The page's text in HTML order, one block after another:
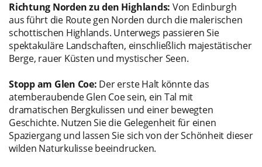
Richtung Norden zu den Highlands: Von Edinburgh
aus führt die Route gen Norden durch die malerischen
schottischen Highlands. Unterwegs passieren Sie
spektakuläre Landschaften, einschließlich majestätischer
Berge, rauer Küsten und mystischer Seen.
Stopp am Glen Coe: Der erste Halt könnte das
atemberaubende Glen Coe sein, ein Tal mit
dramatischen Bergkulissen und einer bewegten
Geschichte. Nutzen Sie die Gelegenheit für einen
Spaziergang und lassen Sie sich von der Schönheit dieser
wilden Naturkulisse beeindrucken.